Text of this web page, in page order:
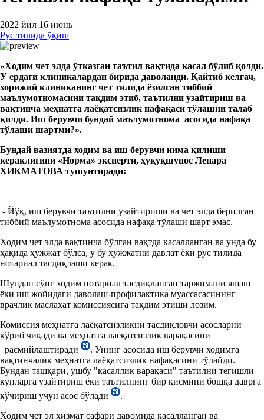
2022 йил 16 июнь
Рус тилида ўқиш
«Ходим чет элда ўтказган таътил вақтида касал бўлиб қолди.
У ердаги клиникалардан бирида даволанди. Қайтиб келгач,
хорижий клиниканинг чет тилида ёзилган тиббий
маълумотномасини тақдим этиб, таътилни узайтириш ва
вақтинча меҳнатга лаёқатсизлик нафақаси тўлашни талаб
қилди. Иш берувчи бундай маълумотнома асосида нафақа
тўлаши шартми?».
Бундай вазиятда ходим ва иш берувчи нима қилиши
кераклигини «Норма» эксперти, ҳуқуқшунос Ленара
ХИКМАТОВА тушунтиради:
- Йўқ, иш берувчи таътилни узайтириши ва чет элда берилган
тиббий маълумотнома асосида нафақа тўлаши шарт эмас.
Ходим чет элда вақтинча бўлган вақтда касалланган ва унда бу
ҳақида ҳужжат бўлса, у бу ҳужжатни давлат ёки рус тилида
нотариал тасдиқлаши керак.
Шундан сўнг ходим нотариал тасдиқланган таржимани яшаш
ёки иш жойидаги даволаш-профилактика муассасасининг
врачлик маслаҳат комиссиясига тақдим этиши лозим.
Комиссия меҳнатга лаёқатсизликни тасдиқловчи асосларни
кўриб чиқади ва меҳнатга лаёқатсизлик варақасини
расмийлаштиради
. Унинг асосида иш берувчи ходимга
вақтинчалик меҳнатга лаёқатсизлик нафақасини тўлайди.
Бундан ташқари, ушбу "касаллик варақаси" таътилни тегишли
кунларга узайтириш ёки таътилнинг бир қисмини бошқа даврга
кўчириш учун асос бўлади
.
Ходим чет эл хизмат сафари давомида касалланган ва